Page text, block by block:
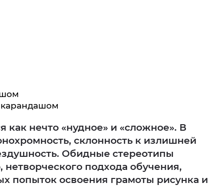
как нечто «нудное» и «сложное». В
склонность к излишней
Обидные стереотипы
подхода обучения,
попыток освоения грамоты рисунка и